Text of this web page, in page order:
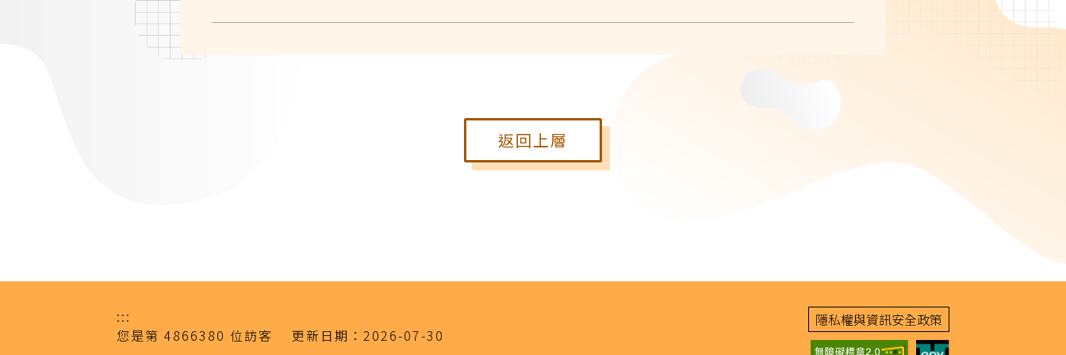
返回上層
:::
您是第 4866380 位訪客 更新日期： 2026-07-30
隱私權與資訊安全政策